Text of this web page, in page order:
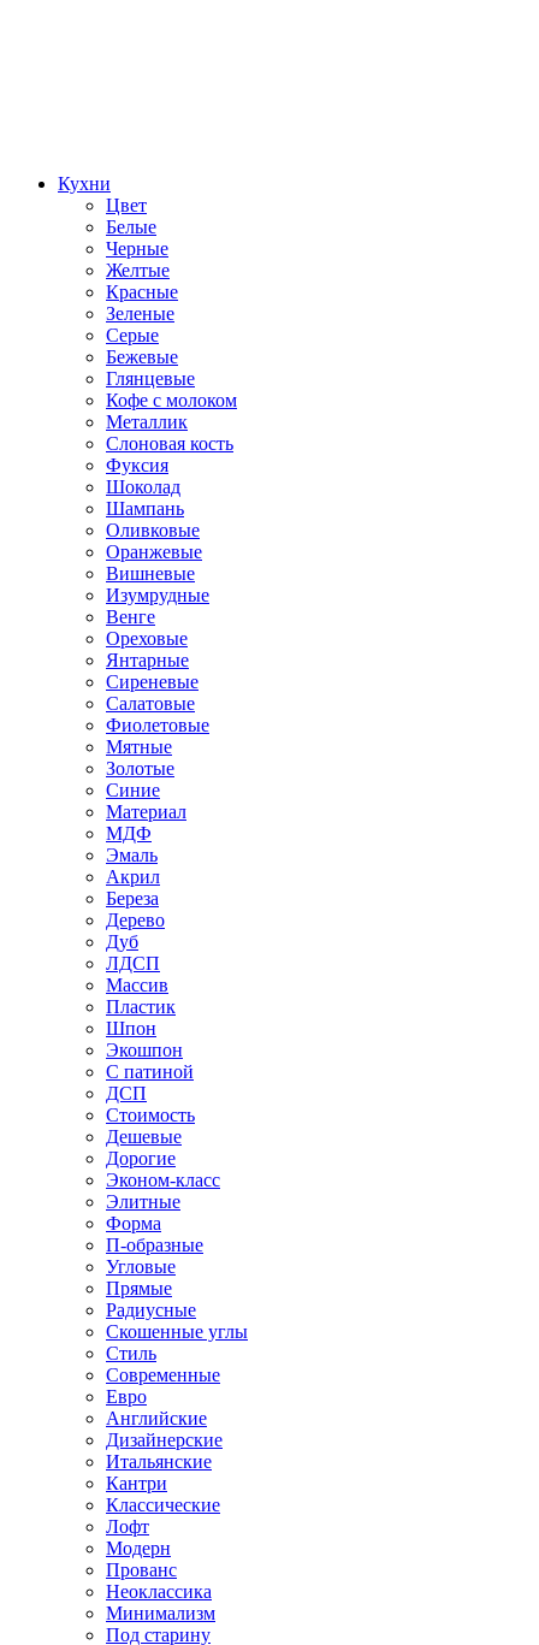
Кухни
Цвет
Белые
Черные
Желтые
Красные
Зеленые
Серые
Бежевые
Глянцевые
Кофе с молоком
Металлик
Слоновая кость
Фуксия
Шоколад
Шампань
Оливковые
Оранжевые
Вишневые
Изумрудные
Венге
Ореховые
Янтарные
Сиреневые
Салатовые
Фиолетовые
Мятные
Золотые
Синие
Материал
МДФ
Эмаль
Акрил
Береза
Дерево
Дуб
ЛДСП
Массив
Пластик
Шпон
Экошпон
С патиной
ДСП
Стоимость
Дешевые
Дорогие
Эконом-класс
Элитные
Форма
П-образные
Угловые
Прямые
Радиусные
Скошенные углы
Стиль
Современные
Евро
Английские
Дизайнерские
Итальянские
Кантри
Классические
Лофт
Модерн
Прованс
Неоклассика
Минимализм
Под старину